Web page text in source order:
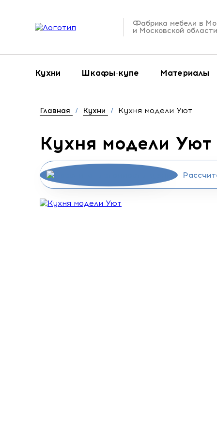
Фабрика мебели в
и Московской области
Кухни Шкафы-купе Материалы
Главная / Кухни / Кухня модели Уют
Кухня модели Уют